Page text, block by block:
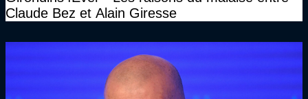
Claude Bez et Alain Giresse